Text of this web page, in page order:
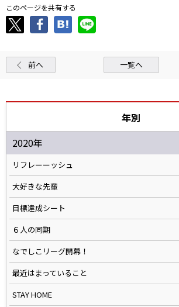
このページを共有する
前へ 一覧へ
年別
2020年
リフレーーッシュ
大好きな先輩
目標達成シート
６人の同期
なでしこリーグ開幕！
最近はまっていること
STAY HOME